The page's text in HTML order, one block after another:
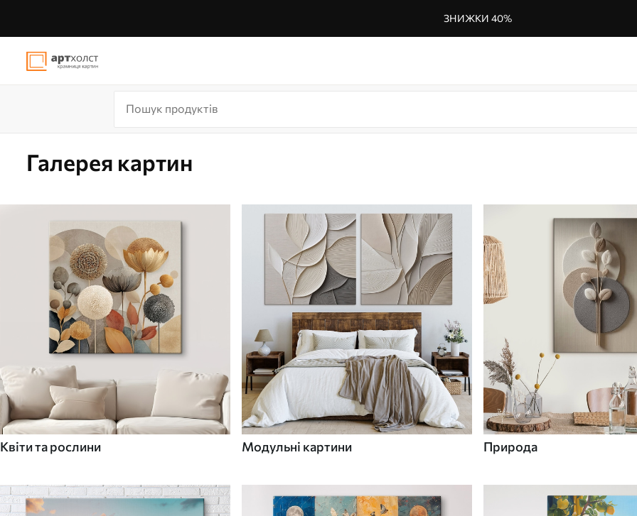
ЗНИЖКИ 40%
Галерея картин
Квіти та рослини Модульні картини Природа